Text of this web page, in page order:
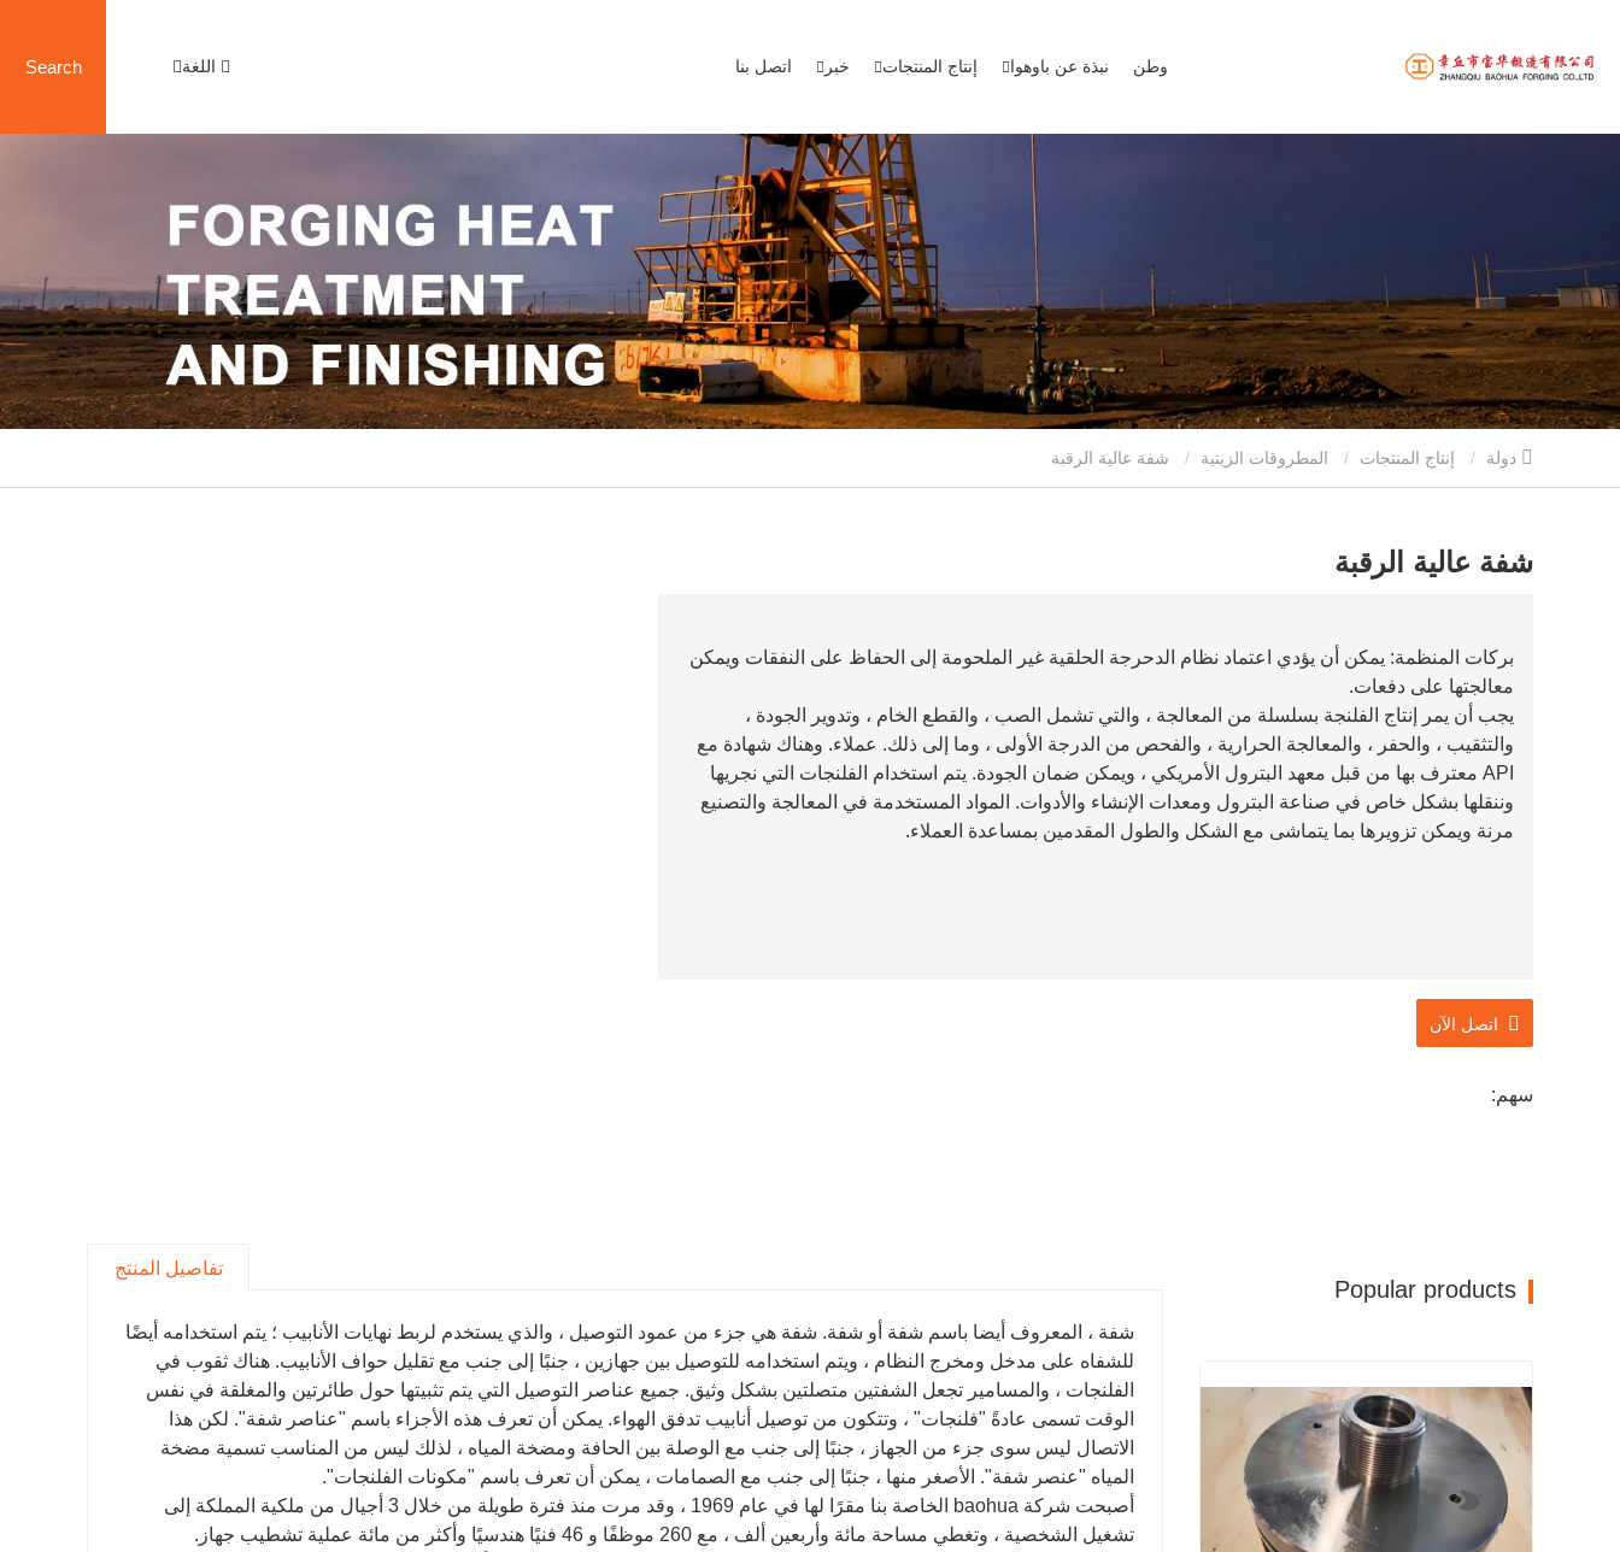
وطن نبذة عن باوهوا إنتاج المنتجات خبر اتصل بنا اللغة Search
إنتاج المنتجات المطروقات الزيتية
شفة عالية الرقبة
بركات المنظمة: يمكن أن يؤدي اعتماد نظام الدحرجة الحلقية غير الملحومة إلى الحفاظ على النفقات ويمكن
معالجتها على دفعات.
يجب أن يمر إنتاج الفلنجة بسلسلة من المعالجة ، والتي تشمل الصب ، والقطع الخام ، وتدوير الجودة ،
والتثقيب ، والحفر ، والمعالجة الحرارية ، والفحص من الدرجة الأولى ، وما إلى ذلك. عملاء. وهناك شهادة مع
API معترف بها من قبل معهد البترول الأمريكي ، ويمكن ضمان الجودة. يتم استخدام الفلنجات التي نجريها
وننقلها بشكل خاص في صناعة البترول ومعدات الإنشاء والأدوات. المواد المستخدمة في المعالجة والتصنيع
مرنة ويمكن تزويرها بما يتماشى مع الشكل والطول المقدمين بمساعدة العملاء.
اتصل الآن
سهم:
تفاصيل المنتج
شفة ، المعروف أيضا باسم شفة أو شفة. شفة هي جزء من عمود التوصيل ، والذي يستخدم لربط نهايات الأنابيب ؛ يتم استخدامه أيضًا
للشفاه على مدخل ومخرج النظام ، ويتم استخدامه للتوصيل بين جهازين ، جنبًا إلى جنب مع تقليل حواف الأنابيب. هناك ثقوب في
الفلنجات ، والمسامير تجعل الشفتين متصلتين بشكل وثيق. جميع عناصر التوصيل التي يتم تثبيتها حول طائرتين والمغلقة في نفس
الوقت تسمى عادةً "فلنجات" ، وتتكون من توصيل أنابيب تدفق الهواء. يمكن أن تعرف هذه الأجزاء باسم "عناصر شفة". لكن هذا
الاتصال ليس سوى جزء من الجهاز ، جنبًا إلى جنب مع الوصلة بين الحافة ومضخة المياه ، لذلك ليس من المناسب تسمية مضخة
المياه "عنصر شفة". الأصغر منها ، جنبًا إلى جنب مع الصمامات ، يمكن أن تعرف باسم "مكونات الفلنجات".
أصبحت شركة baohua الخاصة بنا مقرًا لها في عام 1969 ، وقد مرت منذ فترة طويلة من خلال 3 أجيال من ملكية المملكة إلى
تشغيل الشخصية ، وتغطي مساحة مائة وأربعين ألف ، مع 260 موظفًا و 46 فنيًا هندسيًا وأكثر من مائة عملية تشطيب جهاز.
Popular products